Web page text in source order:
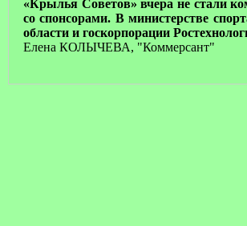
«Крылья Советов» вчера не стали
со спонсорами. В министерстве
области и госкорпорации
Елена КОЛЫЧЕВА, "Коммерсант"